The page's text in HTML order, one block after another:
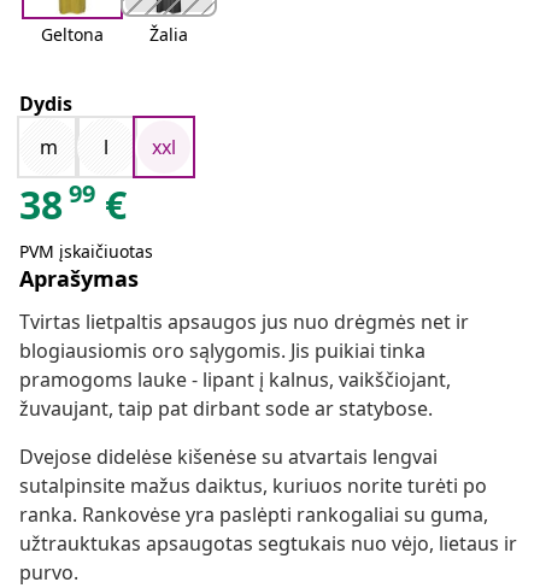
Geltona Žalia
Dydis
m
l xxl
3899 €
PVM įskaičiuotas
Aprašymas
Tvirtas lietpaltis apsaugos jus nuo drėgmės net ir
blogiausiomis oro sąlygomis. Jis puikiai tinka
pramogoms lauke - lipant į kalnus, vaikščiojant,
žuvaujant, taip pat dirbant sode ar statybose.
Dvejose didelėse kišenėse su atvartais lengvai
sutalpinsite mažus daiktus, kuriuos norite turėti po
ranka. Rankovėse yra paslėpti rankogaliai su guma,
užtrauktukas apsaugotas segtukais nuo vėjo, lietaus ir
purvo.